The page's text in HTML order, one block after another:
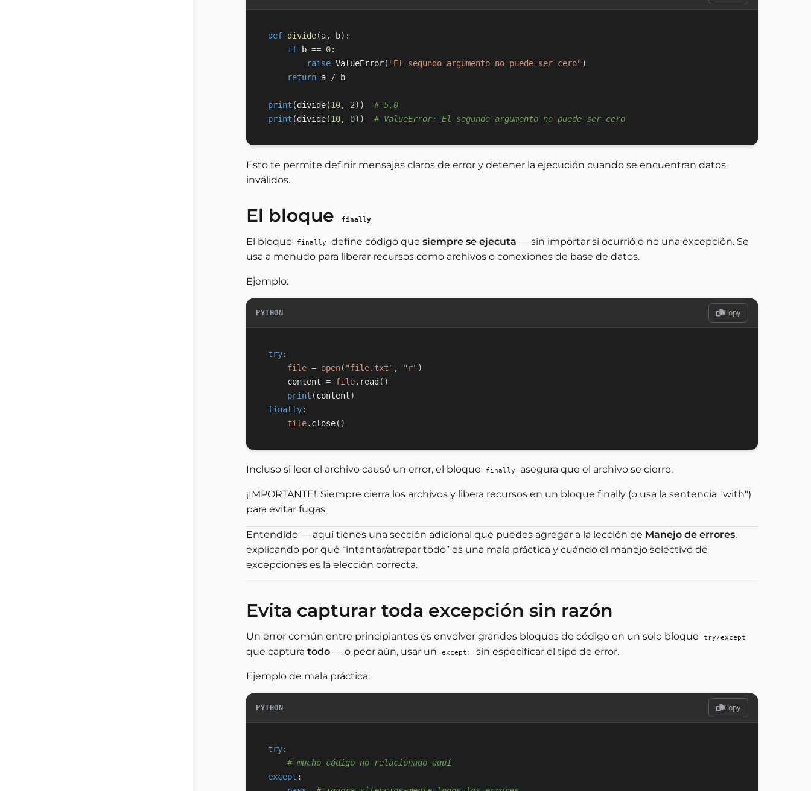
def divide(a, b) :
if b == 0:
raise ValueError( "El segundo argumento no puede ser cero" )
return a / b
print (divide(10, 2) )
# 5.0
print (divide(10, 0) ) # ValueError: El segundo argumento no puede ser cero
Esto te permite definir mensajes claros de error y detener la ejecución cuando se encuentran datos
inválidos.
El bloque finally
El bloque finally define código que siempre se ejecuta — sin importar si ocurrió o no una excepción. Se
usa a menudo para liberar recursos como archivos o conexiones de base de datos.
Ejemplo:
PYTHON Copy
try:
file = open( "file.txt" , "r" )
    content
= file. read ( )
print (content)
finally:
file. close( )
Incluso si leer el archivo causó un error, el bloque finally asegura que el archivo se cierre.
¡IMPORTANTE!: Siempre cierra los archivos y libera recursos en un bloque finally (o usa la sentencia "with")
para evitar fugas.
Entendido — aquí tienes una sección adicional que puedes agregar a la lección de Manejo de errores,
explicando por qué “intentar/atrapar todo” es una mala práctica y cuándo el manejo selectivo de
excepciones es la elección correcta.
Evita capturar toda excepción sin razón
Un error común entre principiantes es envolver grandes bloques de código en un solo bloque try/except
que captura todo — o peor aún, usar un except: sin especificar el tipo de error.
Ejemplo de mala práctica:
PYTHON Copy
try:
# mucho código no relacionado aquí
except :